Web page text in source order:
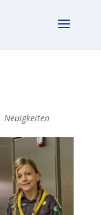
Neuigkeiten